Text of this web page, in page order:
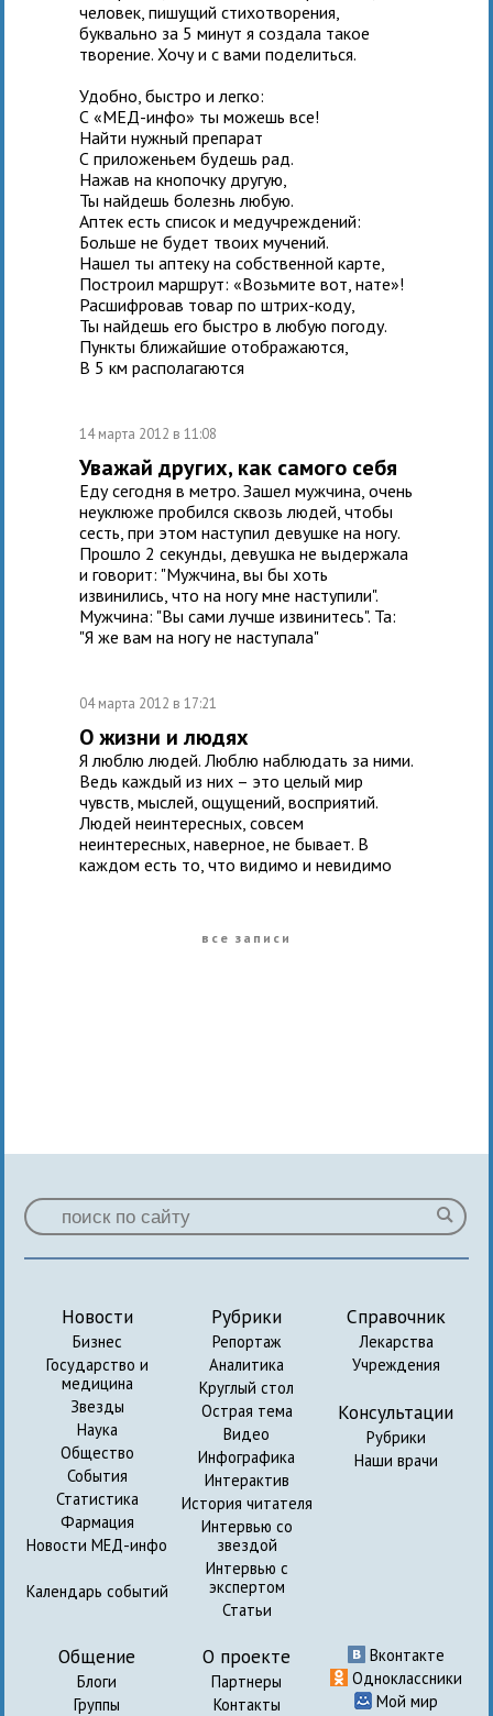
человек, пишущий стихотворения,
буквально за 5 минут я создала такое
творение. Хочу и с вами поделиться.
Удобно, быстро и легко:
С «МЕД-инфо» ты можешь все!
Найти нужный препарат
С приложеньем будешь рад.
Нажав на кнопочку другую,
Ты найдешь болезнь любую.
Аптек есть список и медучреждений:
Больше не будет твоих мучений.
Нашел ты аптеку на собственной карте,
Построил маршрут: «Возьмите вот, нате»!
Расшифровав товар по штрих-коду,
Ты найдешь его быстро в любую погоду.
Пункты ближайшие отображаются,
В 5 км располагаются
14 марта 2012 в 11:08
Уважай других, как самого себя
Еду сегодня в метро. Зашел мужчина, очень
неуклюже пробился сквозь людей, чтобы
сесть, при этом наступил девушке на ногу.
Прошло 2 секунды, девушка не выдержала
и говорит: "Мужчина, вы бы хоть
извинились, что на ногу мне наступили".
Мужчина: "Вы сами лучше извинитесь". Та:
"Я же вам на ногу не наступала"
04 марта 2012 в 17:21
О жизни и людях
Я люблю людей. Люблю наблюдать за ними.
Ведь каждый из них – это целый мир
чувств, мыслей, ощущений, восприятий.
Людей неинтересных, совсем
неинтересных, наверное, не бывает. В
каждом есть то, что видимо и невидимо
все записи
Новости
Бизнес
Государство и
медицина
Звезды
Наука
Общество
События
Статистика
Фармация
Новости МЕД-инфо
Календарь событий
Рубрики
Репортаж
Аналитика
Круглый стол
Острая тема
Видео
Инфографика
Интерактив
История читателя
Интервью со
звездой
Интервью с
экспертом
Статьи
Справочник
Лекарства
Учреждения
Консультации
Рубрики
Наши врачи
Общение
Блоги
Группы
О проекте
Партнеры
Контакты
Вконтакте
Одноклассники
Мой мир